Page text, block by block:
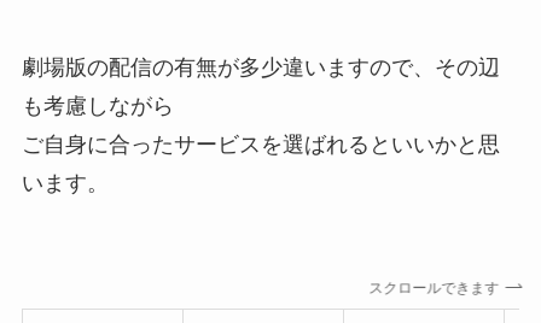
劇場版の配信の有無が多少違いますので、その辺
も考慮しながら
ご自身に合ったサービスを選ばれるといいかと思
います。
スクロールできます